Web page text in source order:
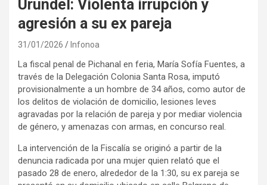
Urundel: Violenta irrupción y
agresión a su ex pareja
31/01/2026 Infonoa
La fiscal penal de Pichanal en feria, María Sofía Fuentes, a
través de la Delegación Colonia Santa Rosa, imputó
provisionalmente a un hombre de 34 años, como autor de
los delitos de violación de domicilio, lesiones leves
agravadas por la relación de pareja y por mediar violencia
de género, y amenazas con armas, en concurso real.
La intervención de la Fiscalía se originó a partir de la
denuncia radicada por una mujer quien relató que el
pasado 28 de enero, alrededor de la 1:30, su ex pareja se